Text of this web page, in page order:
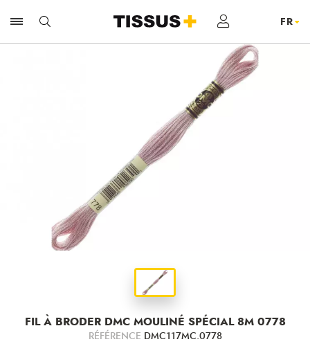
FIL À BRODER DMC MOULINÉ SPÉCIAL 8M 0778
RÉFÉRENCE DMC117MC.0778